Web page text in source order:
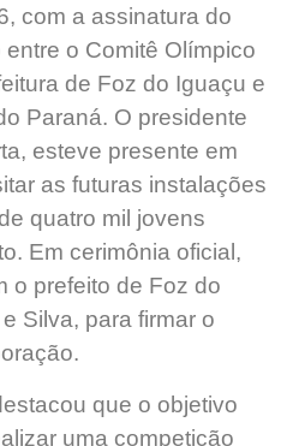
com a assinatura do
o Comitê Olímpico
de Foz do Iguaçu e
Paraná. O presidente
esteve presente em
as futuras instalações
quatro mil jovens
Em cerimônia oficial,
o prefeito de Foz do
Silva, para firmar o
que o objetivo
uma competição